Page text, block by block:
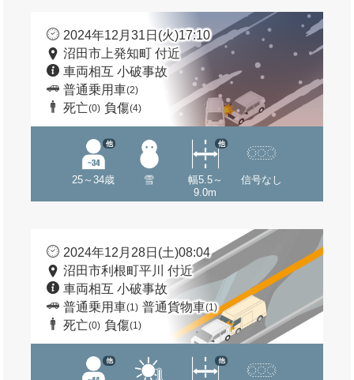
2024年12月31日(火)17:10
沼田市上発知町 付近
車両相互 小破事故
普通乗用車(2)
死亡(0) 負傷(4)
25～34歳
他
雪
幅5.5～
9.0m
他
信号なし
2024年12月28日(土)08:04
沼田市利根町平川 付近
車両相互 小破事故
普通乗用車(1) 普通貨物車(1)
死亡(0) 負傷(1)
他 他